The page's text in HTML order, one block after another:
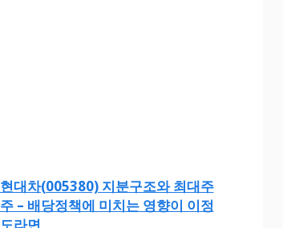
현대차(005380) 지분구조와 최대주
주 – 배당정책에 미치는 영향이 이정
도라면